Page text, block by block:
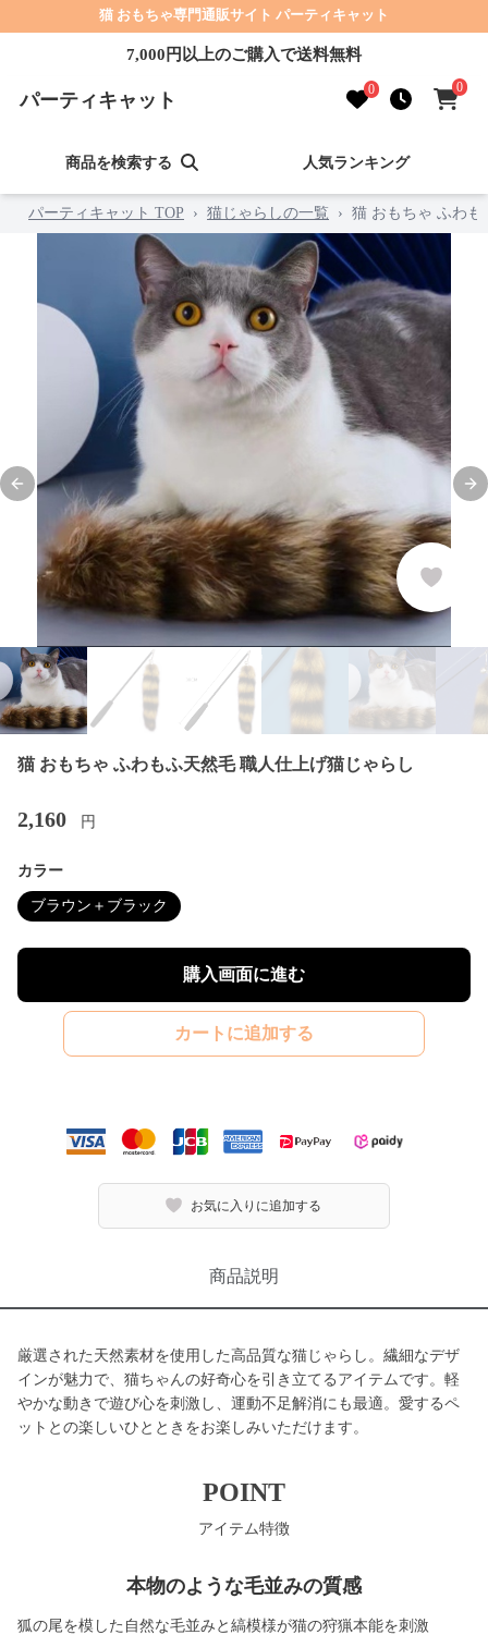
猫 おもちゃ専門通販サイト パーティキャット
7,000円以上のご購入で送料無料
パーティキャット 0 0
商品を検索する 人気ランキング
パーティキャット TOP › 猫じゃらしの一覧 › 猫 おもちゃ ふわも
Previous slide
猫 おもちゃ ふわもふ天然毛 職人仕上げ猫じゃらし
2,160 円
カラー
ブラウン＋ブラック
購入画面に進む
カートに追加する
お気に入りに追加する
商品説明
厳選された天然素材を使用した高品質な猫じゃらし。繊細なデザ
インが魅力で、猫ちゃんの好奇心を引き立てるアイテムです。軽
やかな動きで遊び心を刺激し、運動不足解消にも最適。愛するペ
ットとの楽しいひとときをお楽しみいただけます。
POINT
アイテム特徴
本物のような毛並みの質感
狐の尾を模した自然な毛並みと縞模様が猫の狩猟本能を刺激